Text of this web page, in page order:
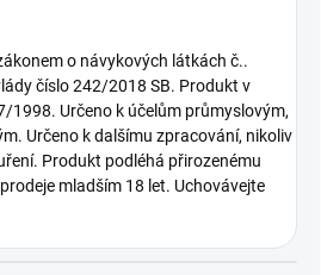
o návykových látkách č..
číslo 242/2018 SB. Produkt v
1998. Určeno k účelům průmyslovým,
Určeno k dalšímu zpracování, nikoliv
Produkt podléhá přirozenému
mladším 18 let. Uchovávejte